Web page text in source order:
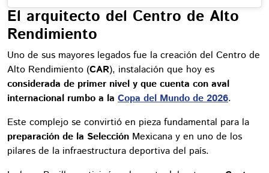
El arquitecto del Centro de Alto
Rendimiento
Uno de sus mayores legados fue la creación del Centro de
Alto Rendimiento (CAR), instalación que hoy es
considerada de primer nivel y que cuenta con aval
internacional rumbo a la Copa del Mundo de 2026.
Este complejo se convirtió en pieza fundamental para la
preparación de la Selección Mexicana y en uno de los
pilares de la infraestructura deportiva del país.